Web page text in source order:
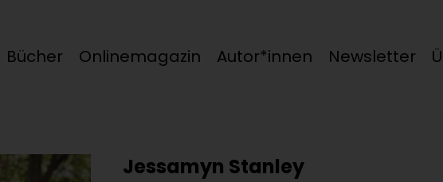
Bücher Onlinemagazin Autor*innen Newsletter
Jessamyn Stanley